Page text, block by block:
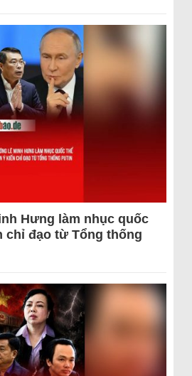
Hưng làm nhục quốc
chỉ đạo từ Tổng thống